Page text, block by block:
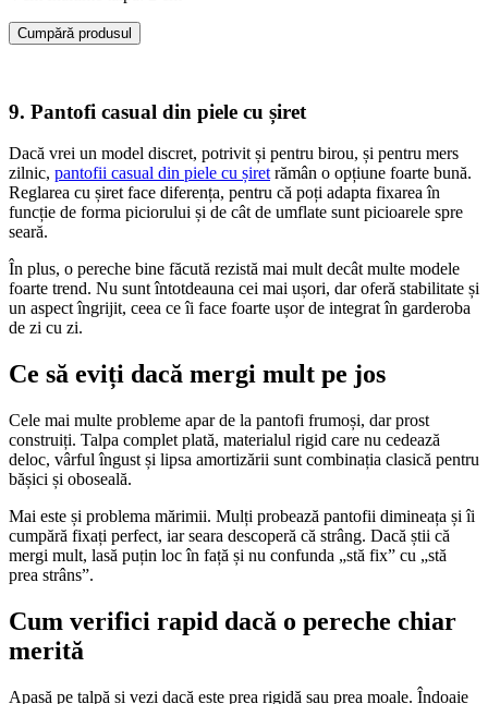
Cumpără produsul
9. Pantofi casual din piele cu șiret
Dacă vrei un model discret, potrivit și pentru birou, și pentru mers
zilnic, pantofii casual din piele cu șiretrămân o opțiune foarte bună.
Reglarea cu șiret face diferența, pentru că poți adapta fixarea în
funcție de forma piciorului și de cât de umflate sunt picioarele spre
seară.
În plus, o pereche bine făcută rezistă mai mult decât multe modele
foarte trend. Nu sunt întotdeauna cei mai ușori, dar oferă stabilitate și
un aspect îngrijit, ceea ce îi face foarte ușor de integrat în garderoba
de zi cu zi.
Ce să eviți dacă mergi mult pe jos
Cele mai multe probleme apar de la pantofi frumoși, dar prost
construiți. Talpa complet plată, materialul rigid care nu cedează
deloc, vârful îngust și lipsa amortizării sunt combinația clasică pentru
bășici și oboseală.
Mai este și problema mărimii. Mulți probează pantofii dimineața și îi
cumpără fixați perfect, iar seara descoperă că strâng. Dacă știi că
mergi mult, lasă puțin loc în față și nu confunda „stă fix” cu „stă
prea strâns”.
Cum verifici rapid dacă o pereche chiar
merită
Apasă pe talpă și vezi dacă este prea rigidă sau prea moale. Îndoaie